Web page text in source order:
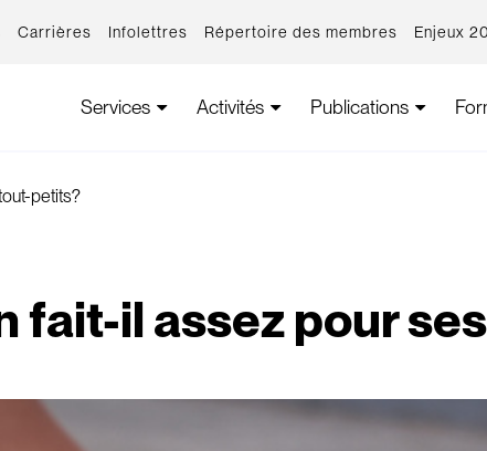
Carrières Infolettres Répertoire des membres Enjeux
Services Activités Publications
petits?
fait-il assez pour